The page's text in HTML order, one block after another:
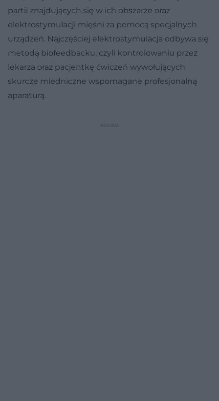
partii znajdujących się w ich obszarze oraz
elektrostymulacji mięśni za pomocą specjalnych
urządzeń. Najczęściej elektrostymulacja odbywa się
metodą biofeedbacku, czyli kontrolowaniu przez
lekarza oraz pacjentkę ćwiczeń wywołujących
skurcze miedniczne wspomagane profesjonalną
aparaturą.